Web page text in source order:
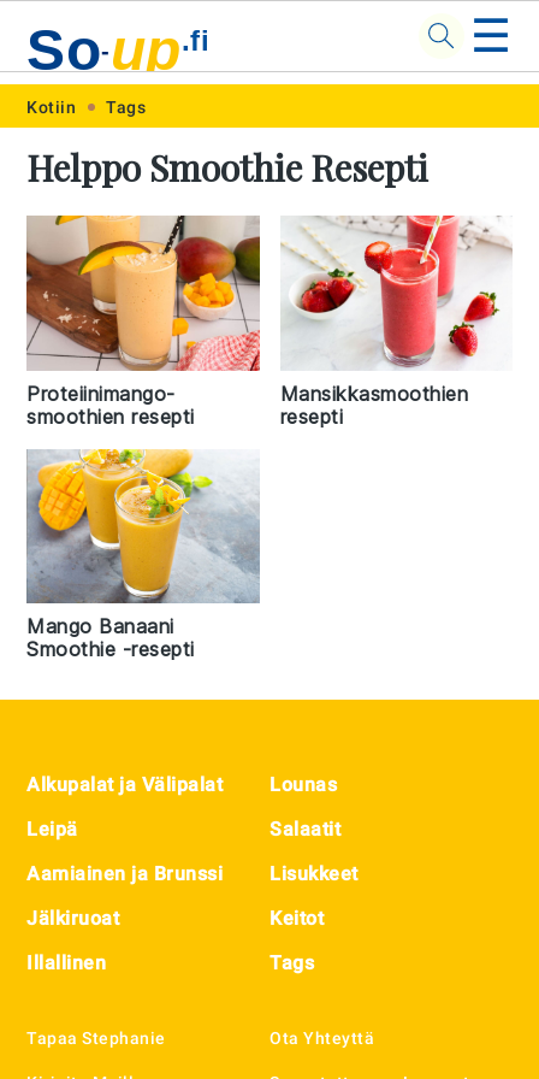
Skip
primary
navigation
Skip
main
content
Skip
primary
sidebar
Skip
footer
So-up.fi ☰
Kotiin Tags
Helppo Smoothie Resepti
Proteiinimango-
smoothien resepti
Mansikkasmoothien
resepti
Mango Banaani
Smoothie -resepti
Footer
Alkupalat ja Välipalat
Leipä
Aamiainen ja Brunssi
Jälkiruoat
Illallinen
Lounas
Salaatit
Lisukkeet
Keitot
Tags
Tapaa Stephanie Ota Yhteyttä